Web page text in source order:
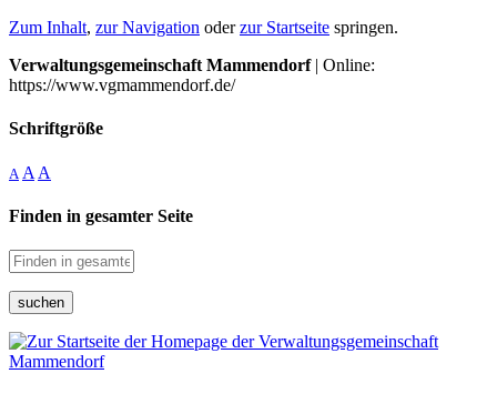
Zum Inhalt, zur Navigation oderzur Startseite springen.
Verwaltungsgemeinschaft Mammendorf| Online:
https://www.vgmammendorf.de/
Schriftgröße
A A A
Finden in gesamter Seite
suchen